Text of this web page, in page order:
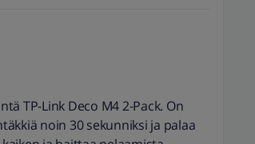
TP-Link Deco M4 2-Pack. On
noin 30 sekunniksi ja palaa